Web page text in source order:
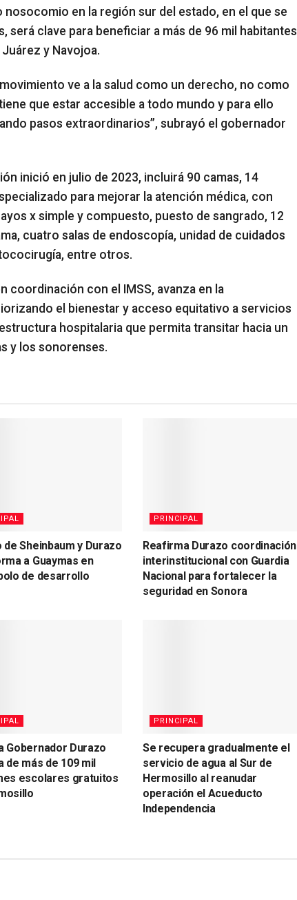
en la región sur del estado, en el que se
será clave para beneficiar a más de 96 mil habitantes
y Navojoa.
ve a la salud como un derecho, no como
que estar accesible a todo mundo y para ello
pasos extraordinarios”, subrayó el gobernador
inició en julio de 2023, incluirá 90 camas, 14
para mejorar la atención médica, con
x simple y compuesto, puesto de sangrado, 12
cuatro salas de endoscopía, unidad de cuidados
entre otros.
coordinación con el IMSS, avanza en la
el bienestar y acceso equitativo a servicios
hospitalaria que permita transitar hacia un
y los sonorenses.
de Sheinbaum y Durazo
a Guaymas en
de desarrollo
PRINCIPAL
Reafirma Durazo coordinación
interinstitucional con Guardia
Nacional para fortalecer la
seguridad en Sonora
Gobernador Durazo
de más de 109 mil
escolares gratuitos
PRINCIPAL
Se recupera gradualmente el
servicio de agua al Sur de
Hermosillo al reanudar
operación el Acueducto
Independencia